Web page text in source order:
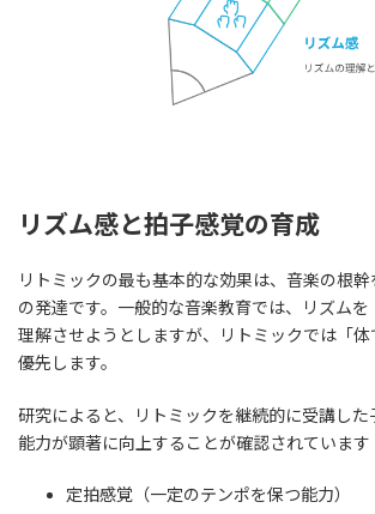
リズム感と拍子感覚の育成
リトミックの最も基本的な効果は、音楽の根
の発達です。一般的な音楽教育では、リズム
理解させようとしますが、リトミックでは「
優先します。
研究によると、リトミックを継続的に受講した
能力が顕著に向上することが確認されています
定拍感覚（一定のテンポを保つ能力）